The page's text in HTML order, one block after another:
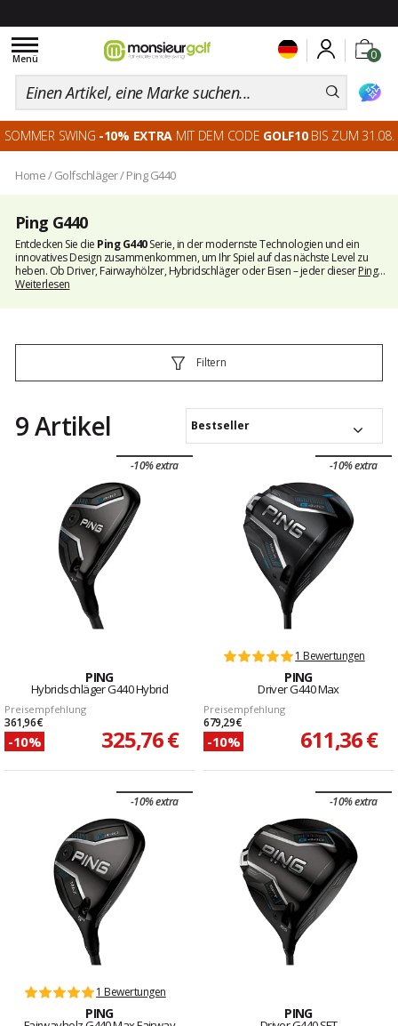
0
Toggle
navigation
Menü
SOMMER SWING -10% EXTRA MIT DEM CODE GOLF10BIS ZUM 31.08.
Home/ Golfschläger/Ping G440
Ping G440
Entdecken Sie die Ping G440Serie, in der modernste Technologien und ein
innovatives Design zusammenkommen, um Ihr Spiel auf das nächste Level zu
heben. Ob Driver, Fairwayhölzer, Hybridschläger oder Eisen – jeder dieserPing
Schlägerwurde entwickelt, um den höchsten Ansprüchen von Golfern gerecht zu
Weiterlesen
Filtern
9 Artikel Bestseller
-10% extra
PING
Hybridschläger G440 Hybrid
Preisempfehlung
361,96 €
-10% 325,76 €
-10% extra
1 Bewertungen
PING
Driver G440 Max
Preisempfehlung
679,29 €
-10% 611,36 €
-10% extra
1 Bewertungen
PING
-10% extra
PING